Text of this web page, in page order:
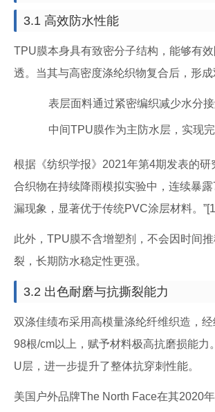
3.1 高效防水性能
TPU膜本身具有致密分子结构，能够有
透。当其与高密度涤纶织物复合后，形成
表层面料通过紧密编织减少水分接
中间TPU膜作为主防水层，实现完
根据《纺织学报》2021年第4期发表的研
合织物在持续降雨模拟实验中，连续暴
漏现象，显著优于传统PVC涂层材料。
此外，TPU膜不含增塑剂，不会因时间
裂，长期防水稳定性更强。
3.2 出色耐磨与抗撕裂能力
双涤佳绩布采用高模量涤纶纤维织造，
98根/cm以上，赋予材料极高抗磨损能力
U层，进一步提升了整体抗穿刺性能。
美国户外品牌The North Face在其2020